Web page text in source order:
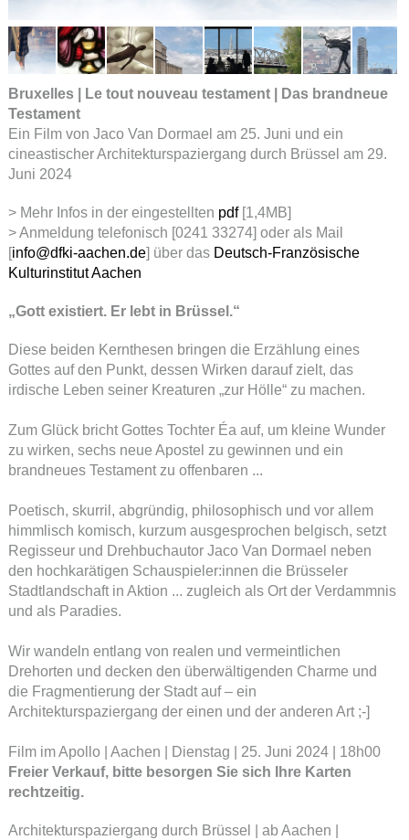
Bruxelles | Le tout nouveau testament | Das brandneue
Testament
Ein Film von Jaco Van Dormael am 25. Juni und ein
cineastischer Architekturspaziergang durch Brüssel am 29.
Juni 2024
> Mehr Infos in der eingestellten pdf[1,4MB]
> Anmeldung telefonisch [0241 33274] oder als Mail
[info@dfki-aachen.de] über das Deutsch-Französische
Kulturinstitut Aachen
„Gott existiert. Er lebt in Brüssel.“
Diese beiden Kernthesen bringen die Erzählung eines
Gottes auf den Punkt, dessen Wirken darauf zielt, das
irdische Leben seiner Kreaturen „zur Hölle“ zu machen.
Zum Glück bricht Gottes Tochter Éa auf, um kleine Wunder
zu wirken, sechs neue Apostel zu gewinnen und ein
brandneues Testament zu offenbaren ...
Poetisch, skurril, abgründig, philosophisch und vor allem
himmlisch komisch, kurzum ausgesprochen belgisch, setzt
Regisseur und Drehbuchautor Jaco Van Dormael neben
den hochkarätigen Schauspieler:innen die Brüsseler
Stadtlandschaft in Aktion ... zugleich als Ort der Verdammnis
und als Paradies.
Wir wandeln entlang von realen und vermeintlichen
Drehorten und decken den überwältigenden Charme und
die Fragmentierung der Stadt auf – ein
Architekturspaziergang der einen und der anderen Art ;-]
Film im Apollo | Aachen | Dienstag | 25. Juni 2024 | 18h00
Freier Verkauf, bitte besorgen Sie sich Ihre Karten
rechtzeitig.
Architekturspaziergang durch Brüssel | ab Aachen |